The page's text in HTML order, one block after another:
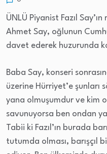
ÜNLÜ Piyanist Fazıl
Ahmet Say, oğlunun
davet ederek huzurunda
Baba Say, konseri
üzerine Hürriyet’e şunları
yana olmuşumdur ve kim
savunuyorsa ben ondan
Tabii ki Fazıl’ın burada
tutumda olması, barışçıl